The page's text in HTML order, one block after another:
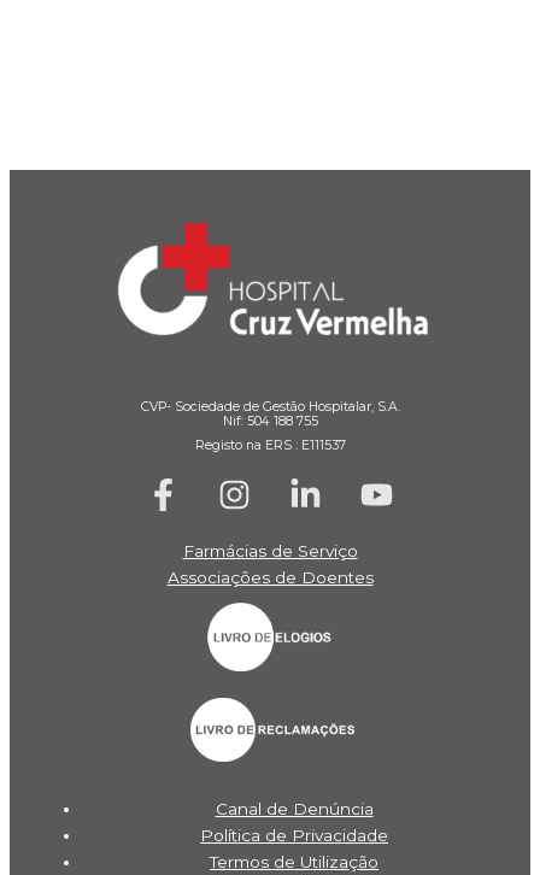
CVP- Sociedade de Gestão Hospitalar, S.A.
Nif: 504 188 755
Registo na ERS : E111537
Farmácias de Serviço
Associações de Doentes
Canal de Denúncia
Política de Privacidade
Termos de Utilização